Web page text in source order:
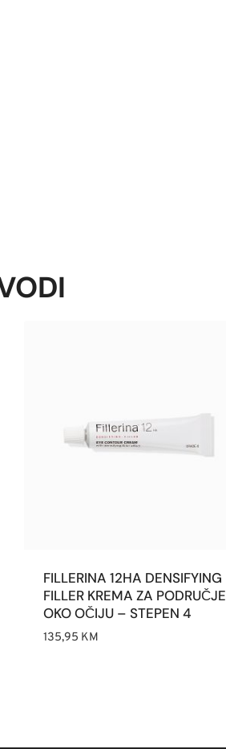
FILLERINA 12HA DENSIFYING
FILLER KREMA ZA PODRUČJE
OKO OČIJU – STEPEN 4
135,95 KM